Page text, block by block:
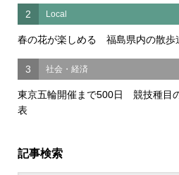
2 Local
春の花が楽しめる 福島県内の散歩
3 社会・経済
東京五輪開催まで500日 競技種目
表
記事検索